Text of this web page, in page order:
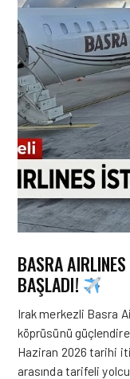
BASRA
BAŞLADI!
Irak merkezli Basra
köprüsünü
Haziran 2026 tarihi
arasında tarifeli